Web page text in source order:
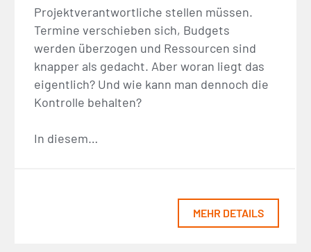
Projektverantwortliche stellen müssen.
Termine verschieben sich, Budgets
werden überzogen und Ressourcen sind
knapper als gedacht. Aber woran liegt das
eigentlich? Und wie kann man dennoch die
Kontrolle behalten?
In diesem…
MEHR DETAILS